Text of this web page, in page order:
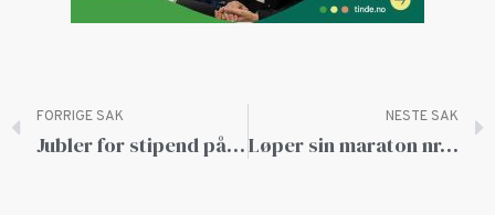
FORRIGE SAK
Jubler for stipend på 200.000 kroner
NESTE SAK
Løper sin maraton nr. 147 på lørdag